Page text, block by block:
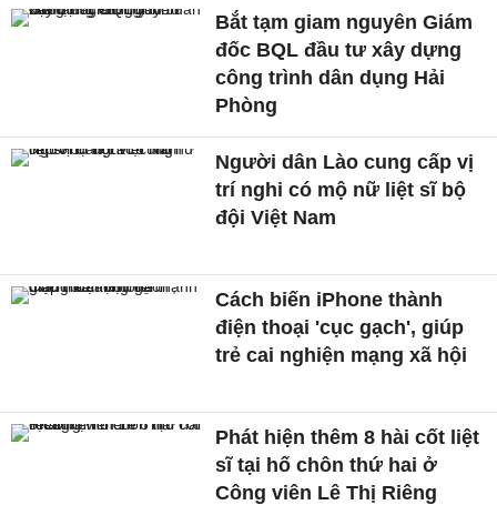
Bắt tạm giam nguyên Giám
đốc BQL đầu tư xây dựng
công trình dân dụng Hải
Phòng
Người dân Lào cung cấp vị
trí nghi có mộ nữ liệt sĩ bộ
đội Việt Nam
Cách biến iPhone thành
điện thoại 'cục gạch', giúp
trẻ cai nghiện mạng xã hội
Phát hiện thêm 8 hài cốt liệt
sĩ tại hố chôn thứ hai ở
Công viên Lê Thị Riêng